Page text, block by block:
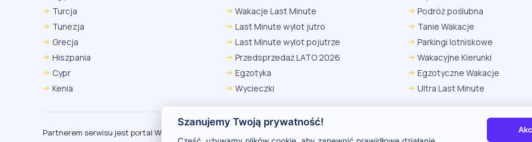
Turcja
Tunezja
Grecja
Hiszpania
Cypr
Kenia
Wakacje Last Minute
Last Minute wylot jutro
Last Minute wylot pojutrze
Przedsprzedaż LATO 2026
Egzotyka
Wycieczki
Podróż poślubna
Tanie Wakacje
Parkingi lotniskowe
Wakacyjne Kierunki
Egzotyczne Wakacje
Ultra Last Minute
Partnerem serwisu jest portal Wakacje.pl
Szanujemy Twoją prywatność!